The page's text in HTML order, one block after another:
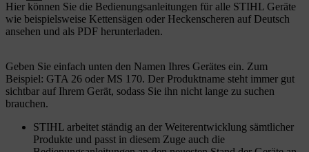
Hier können Sie die Bedienungsanleitungen für alle STIHL Geräte
wie beispielsweise Kettensägen oder Heckenscheren auf Deutsch
ansehen und als PDF herunterladen.
Geben Sie einfach unten den Namen Ihres Gerätes ein. Zum
Beispiel: GTA 26 oder MS 170. Der Produktname steht immer gut
sichtbar auf Ihrem Gerät, sodass Sie ihn nicht lange zu suchen
brauchen.
STIHL arbeitet ständig an der Weiterentwicklung sämtlicher
Produkte und passt in diesem Zuge auch die